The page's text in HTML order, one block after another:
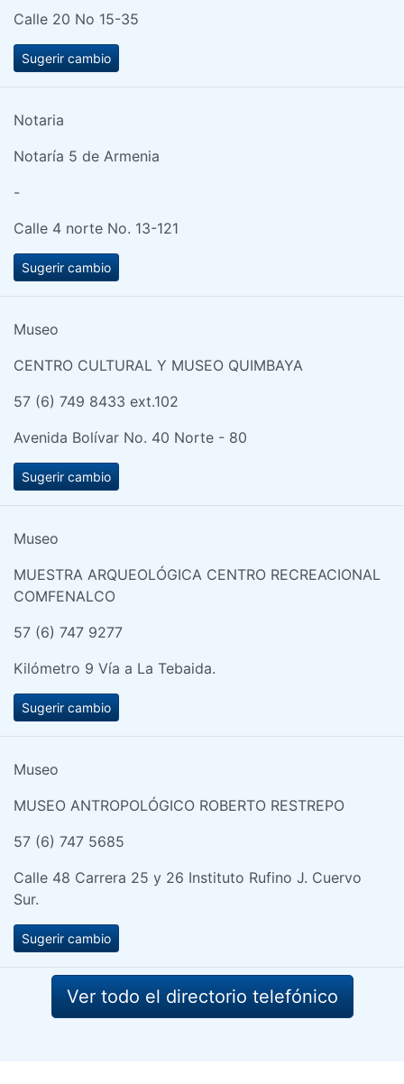
Calle 20 No 15-35
Sugerir cambio
Notaria
Notaría 5 de Armenia
-
Calle 4 norte No. 13-121
Sugerir cambio
Museo
CENTRO CULTURAL Y MUSEO QUIMBAYA
57 (6) 749 8433 ext.102
Avenida Bolívar No. 40 Norte - 80
Sugerir cambio
Museo
MUESTRA ARQUEOLÓGICA CENTRO RECREACIONAL
COMFENALCO
57 (6) 747 9277
Kilómetro 9 Vía a La Tebaida.
Sugerir cambio
Museo
MUSEO ANTROPOLÓGICO ROBERTO RESTREPO
57 (6) 747 5685
Calle 48 Carrera 25 y 26 Instituto Rufino J. Cuervo
Sur.
Sugerir cambio
Ver todo el directorio telefónico